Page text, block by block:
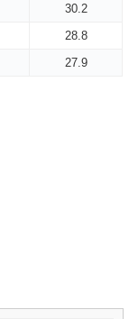
30.2
28.8
27.9